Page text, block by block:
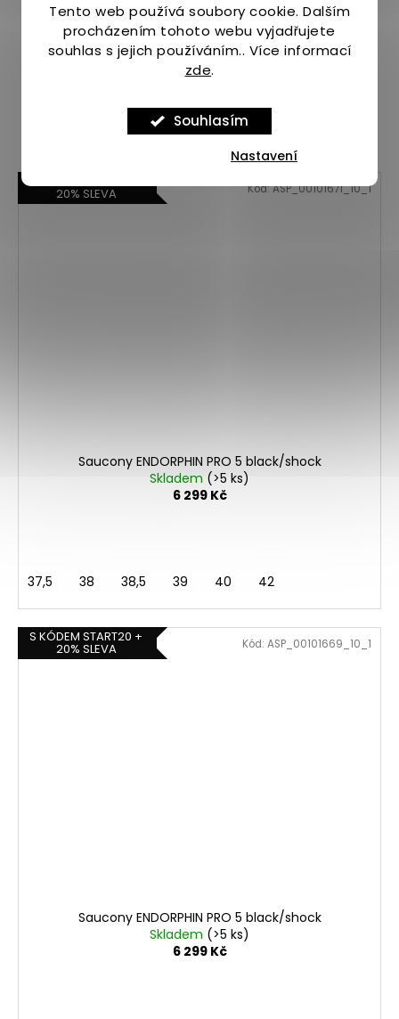
Tento web používá soubory cookie. Dalším
procházením tohoto webu vyjadřujete
souhlas s jejich používáním.. Více informací
zde.
Souhlasím
Nastavení
S KÓDEM START20 +
20% SLEVA
Saucony ENDORPHIN PRO 5 black/shock
Skladem (>5 ks)
6 299 Kč
37,5 38 38,5 39 40 42
Kód:ASP_00101671_10_1
S KÓDEM START20 +
20% SLEVA
Saucony ENDORPHIN PRO 5 black/shock
Skladem (>5 ks)
6 299 Kč
Kód: ASP_00101669_10_1